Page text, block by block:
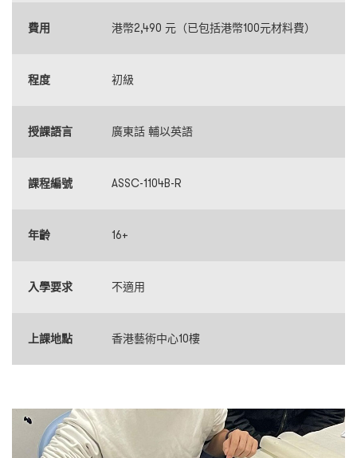
費用 港幣2,490 元（已包括港幣100元材料費）
程度 初級
授課語言 廣東話 輔以英語
課程編號 ASSC-1104B-R
年齡 16+
入學要求 不適用
上課地點 香港藝術中心10樓